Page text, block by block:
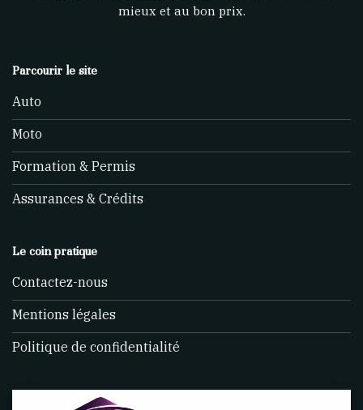
mieux et au bon prix.
Parcourir le site
Auto
Moto
Formation & Permis
Assurances & Crédits
Le coin pratique
Contactez-nous
Mentions légales
Politique de confidentialité